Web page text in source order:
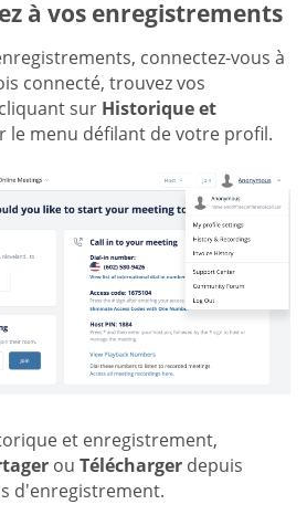
à vos enregistrements
connectez-vous à
connecté, trouvez vos
sur Historique et
le menu défilant de votre profil.
et enregistrement,
ou Télécharger depuis
d'enregistrement.